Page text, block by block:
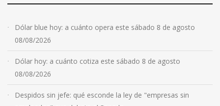
Dólar blue hoy: a cuánto opera este sábado 8 de agosto
08/08/2026
Dólar hoy: a cuánto cotiza este sábado 8 de agosto
08/08/2026
Despidos sin jefe: qué esconde la ley de "empresas sin